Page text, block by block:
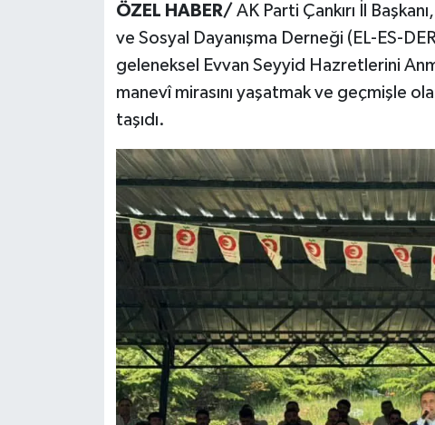
ÖZEL HABER/ AK Parti Çankırı İl
ve Sosyal Dayanışma Derneği (EL-ES-
geleneksel Evvan Seyyid Hazretlerini
manevî mirasını yaşatmak ve geçmişle
taşıdı.